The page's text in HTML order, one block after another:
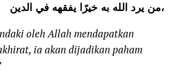
من يرد الله به خيرًا يفقهه في الدين،
oleh Allah mendapatkan
ia akan dijadikan paham